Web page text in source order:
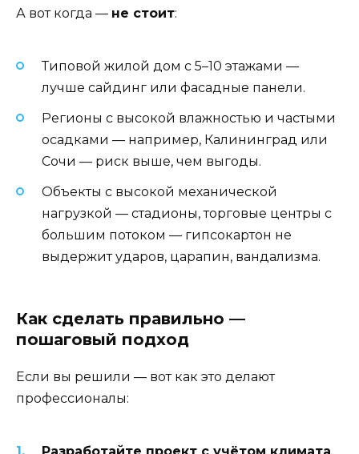
А вот когда — не стоит:
Типовой жилой дом с 5–10 этажами —
лучше сайдинг или фасадные панели.
Регионы с высокой влажностью и частыми
осадками — например, Калининград или
Сочи — риск выше, чем выгоды.
Объекты с высокой механической
нагрузкой — стадионы, торговые центры с
большим потоком — гипсокартон не
выдержит ударов, царапин, вандализма.
Как сделать правильно —
пошаговый подход
Если вы решили — вот как это делают
профессионалы: